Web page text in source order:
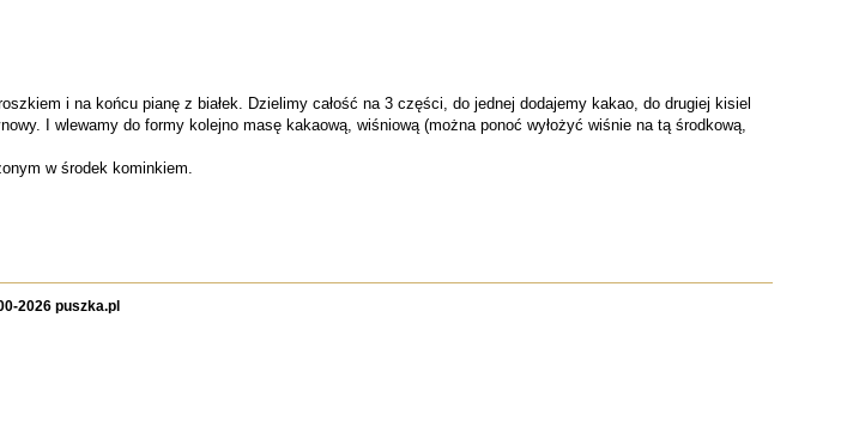
i na końcu pianę z białek. Dzielimy całość na 3 części, do jednej dodajemy kakao, do drugiej kisiel
I wlewamy do formy kolejno masę kakaową, wiśniową (można ponoć wyłożyć wiśnie na tą środkową,
w środek kominkiem.
2026 puszka.pl